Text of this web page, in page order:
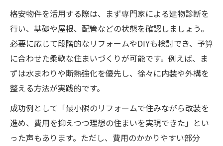
格安物件を活用する際は、まず専門家による建物診断を
行い、基礎や屋根、配管などの状態を確認しましょう。
必要に応じて段階的なリフォームやDIYも検討でき、予算
に合わせた柔軟な住まいづくりが可能です。例えば、ま
ずは水まわりや断熱強化を優先し、徐々に内装や外構を
整える方法が実践的です。
成功例として「最小限のリフォームで住みながら改装を
進め、費用を抑えつつ理想の住まいを実現できた」とい
った声もあります。ただし、費用のかかりやすい部分